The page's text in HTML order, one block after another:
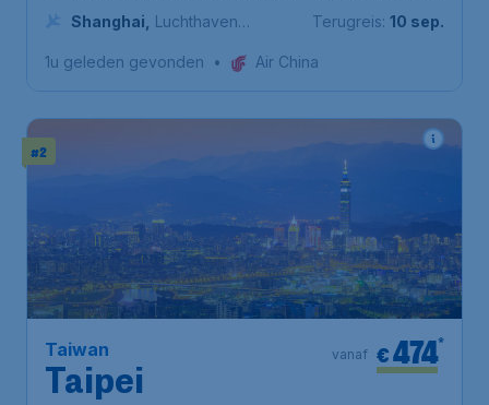
Shanghai
Luchthaven
Terugreis: 10 sep.
1u geleden gevonden • Air China
#2
Taiwan
Taipei
€474*
vanaf